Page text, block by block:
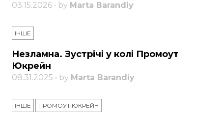
03.15.2026 • by Marta Barandiy
ІНШЕ
Незламна. Зустрічі у колі Промоут
Юкрейн
08.31.2025 • by Marta Barandiy
ІНШЕ ПРОМОУТ ЮКРЕЙН